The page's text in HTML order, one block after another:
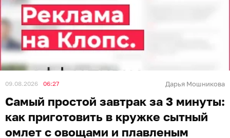
09.08.2026 06:27 Дарья Мошникова
Самый простой завтрак за 3 минуты:
как приготовить в кружке сытный
омлет с овощами и плавленым